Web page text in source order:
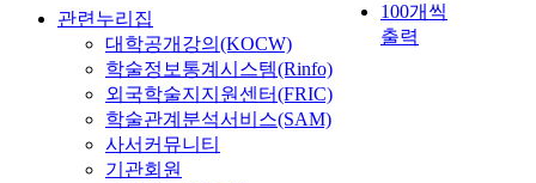
100개씩
출력
관련누리집
대학공개강의(KOCW)
학술정보통계시스템(Rinfo)
외국학술지지원센터(FRIC)
학술관계분석서비스(SAM)
사서커뮤니티
기관회원